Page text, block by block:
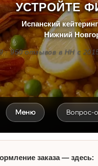
УСТРОЙТЕ
Испанский
Нижний
· 950 отзывов·в НН с
Меню Вопрос-
заказа — здесь: